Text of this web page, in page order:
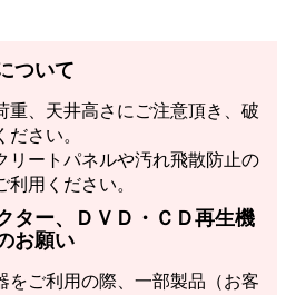
ついて
重、天井高さにご注意頂き、破
さい。
リートパネルや汚れ飛散防止の
用ください。
ター、ＤＶＤ・ＣＤ再生機
お願い
をご利用の際、一部製品（お客